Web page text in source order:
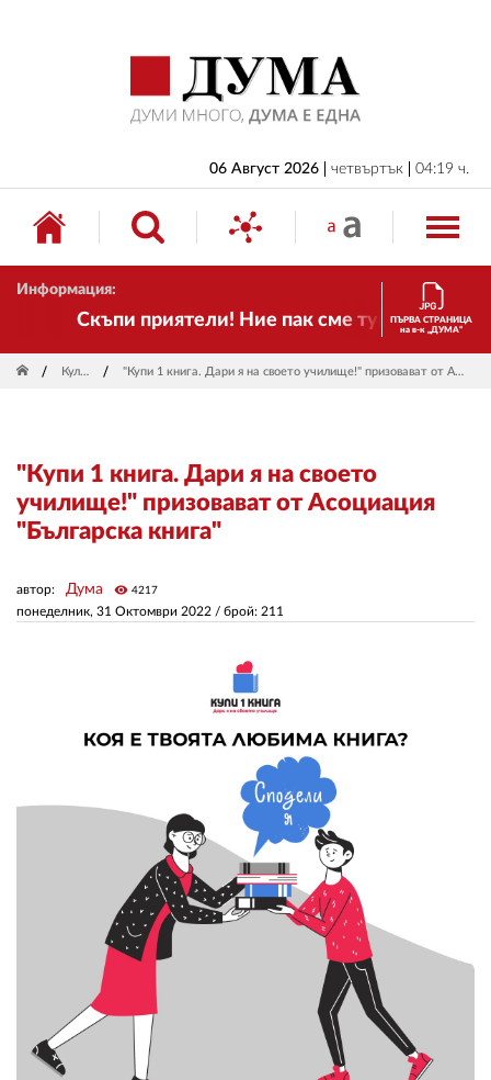
06 Август 2026 четвъртък 04:19 ч.
Информация:
Скъпи приятели! Ние пак сме тук! Времето
ПЪРВА СТРАНИЦА
на в-к „ДУМА“
Култура "Купи 1 книга. Дари я на своето училище!" призовават от Асоциация "Българска книга"
"Купи 1 книга. Дари я на своето
училище!" призовават от Асоциация
"Българска книга"
понеделник, 31 Октомври 2022 / брой: 211
автор: Дума visibility 4217
БЪЛГАРИЯ
ИКОНОМИКА
ИЗБОРИ
СВЯТ
ДРУГИ
КОНТАКТИ
АБОНАМЕНТ
УСЛОВИЯ ЗА ПОЛЗВАНЕ
ПОЛИТИКА ЗА БИСКВИТКИТЕ
ПОЛИТИКАТА ЗА
ПОВЕРИТЕЛНОСТ
02 975 20 35